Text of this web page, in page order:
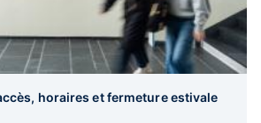
horaires et fermeture estivale